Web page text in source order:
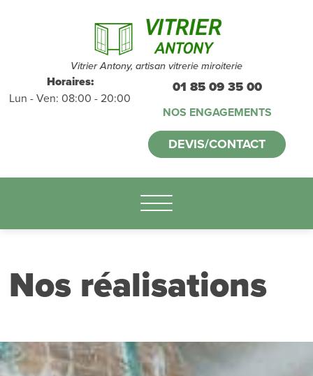
Vitrier Antony, artisan vitrerie miroiterie
Horaires:
Lun - Ven: 08:00 - 20:00
01 85 09 35 00
NOS ENGAGEMENTS
DEVIS/CONTACT
Devis et
déplacements
gratuitssans
engagement
appelez-nous :
01.85.09.35.00
Nos réalisations